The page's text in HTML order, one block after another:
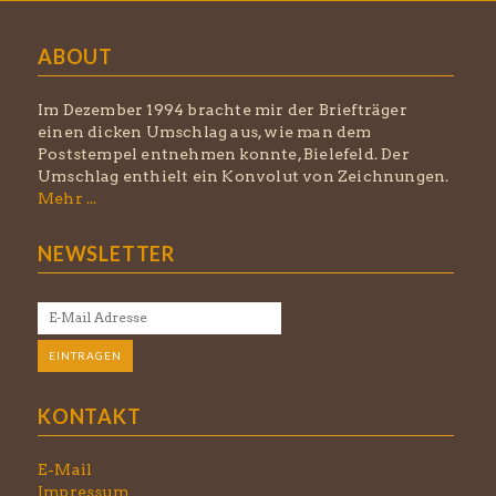
ABOUT
Im Dezember 1994 brachte mir der Briefträger
einen dicken Umschlag aus, wie man dem
Poststempel entnehmen konnte, Bielefeld. Der
Umschlag enthielt ein Konvolut von Zeichnungen.
Mehr ...
NEWSLETTER
KONTAKT
E-Mail
Impressum